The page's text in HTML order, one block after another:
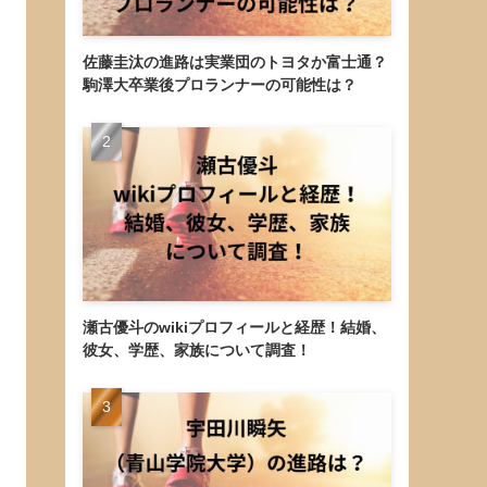
佐藤圭汰の進路は実業団のトヨタか富士通？
駒澤大卒業後プロランナーの可能性は？
瀬古優斗のwikiプロフィールと経歴！結婚、
彼女、学歴、家族について調査！